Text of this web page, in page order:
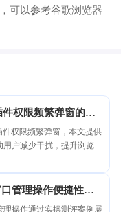
可以参考谷歌浏览器
权限频繁弹窗的关
件权限频繁弹窗，本文提供
用户减少干扰，提升浏览体
管理操作便捷性实
理操作通过实操测评案例展